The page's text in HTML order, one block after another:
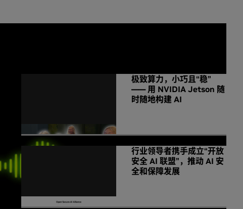
极致算力，小巧且“稳”
—— 用 NVIDIA Jetson 随
时随地构建 AI
行业领导者携手成立“开放
安全 AI 联盟”，推动 AI 安
全和保障发展